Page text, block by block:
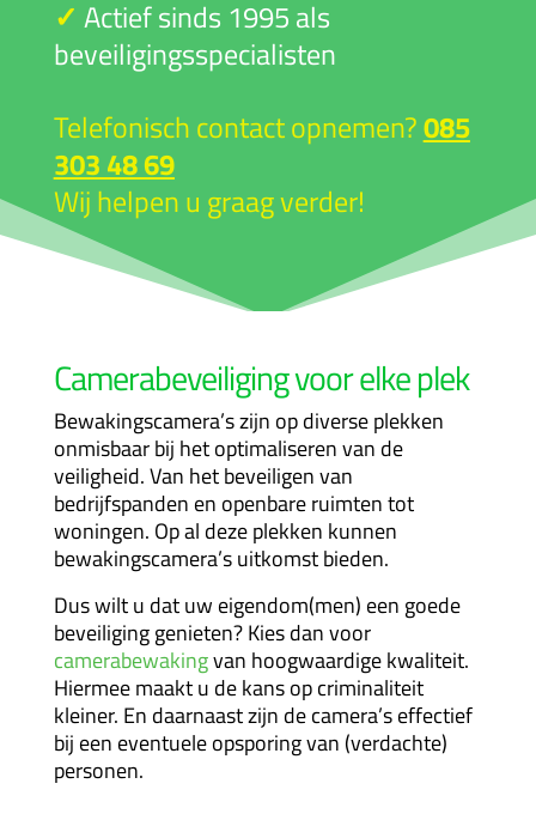
✓ Actief sinds 1995 als
beveiligingsspecialisten
Telefonisch contact opnemen?085
303 48 69
Wij helpen u graag verder!
Camerabeveiliging voor elke plek
Bewakingscamera’s zijn op diverse plekken
onmisbaar bij het optimaliseren van de
veiligheid. Van het beveiligen van
bedrijfspanden en openbare ruimten tot
woningen. Op al deze plekken kunnen
bewakingscamera’s uitkomst bieden.
Dus wilt u dat uw eigendom(men) een goede
beveiliging genieten? Kies dan voor
camerabewakingvan hoogwaardige kwaliteit.
Hiermee maakt u de kans op criminaliteit
kleiner. En daarnaast zijn de camera’s effectief
bij een eventuele opsporing van (verdachte)
personen.